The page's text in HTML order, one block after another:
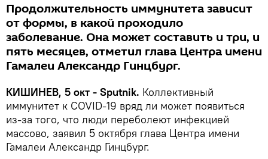
Продолжительность иммунитета зависит
от формы, в какой проходило
заболевание. Она может составить и три, и
пять месяцев, отметил глава Центра имени
Гамалеи Александр Гинцбург.
КИШИНЕВ, 5 окт - Sputnik. Коллективный
иммунитет к COVID-19 вряд ли может появиться
из-за того, что люди переболеют инфекцией
массово, заявил 5 октября глава Центра имени
Гамалеи Александр Гинцбург.